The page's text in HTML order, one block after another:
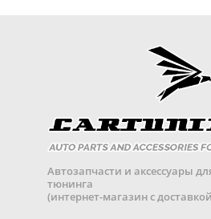
Автозапчасти и аксессуары
тюнинга
(интернет-магазин с